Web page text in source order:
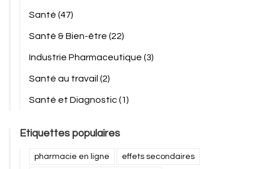
Santé (47)
Santé & Bien-être (22)
Industrie Pharmaceutique (3)
Santé au travail (2)
Santé et Diagnostic(1)
Etiquettes populaires
pharmacie en ligne effets secondaires